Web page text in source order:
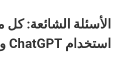
الأسئلة الشائعة:
استخدام ChatGPT وحصته السوقية